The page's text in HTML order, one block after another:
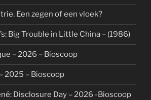
Een zegen of een vloek?
Big Trouble in Little China – (1986)
– 2026 – Bioscoop
2025 – Bioscoop
Disclosure Day – 2026 -Bioscoop